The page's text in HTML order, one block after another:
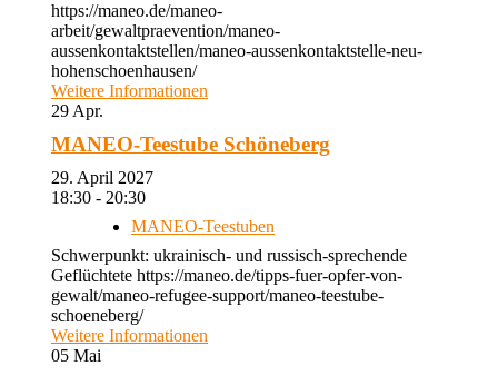
https://maneo.de/maneo-
arbeit/gewaltpraevention/maneo-
aussenkontaktstellen/maneo-aussenkontaktstelle-neu-
hohenschoenhausen/
Weitere Informationen
29 Apr.
MANEO-Teestube Schöneberg
29. April 2027
18:30 - 20:30
MANEO-Teestuben
Schwerpunkt: ukrainisch- und russisch-sprechende
Geflüchtete https://maneo.de/tipps-fuer-opfer-von-
gewalt/maneo-refugee-support/maneo-teestube-
schoeneberg/
Weitere Informationen
05 Mai